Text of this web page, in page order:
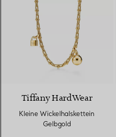
Tiffany HardWear
Kleine Wickelhalskettein
Gelbgold